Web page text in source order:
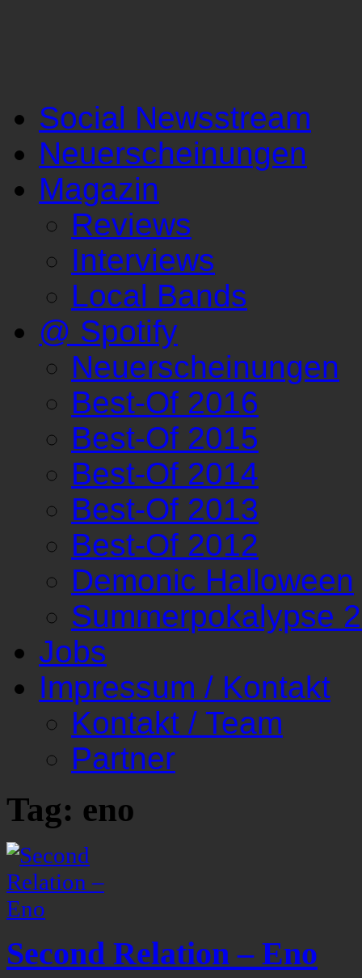
Social Newsstream
Neuerscheinungen
Magazin
Reviews
Interviews
Local Bands
@ Spotify
Neuerscheinungen
Best-Of 2016
Best-Of 2015
Best-Of 2014
Best-Of 2013
Best-Of 2012
Demonic Halloween
Summerpokalypse
Jobs
Impressum / Kontakt
Kontakt / Team
Partner
Tag: eno
Second Relation – Eno